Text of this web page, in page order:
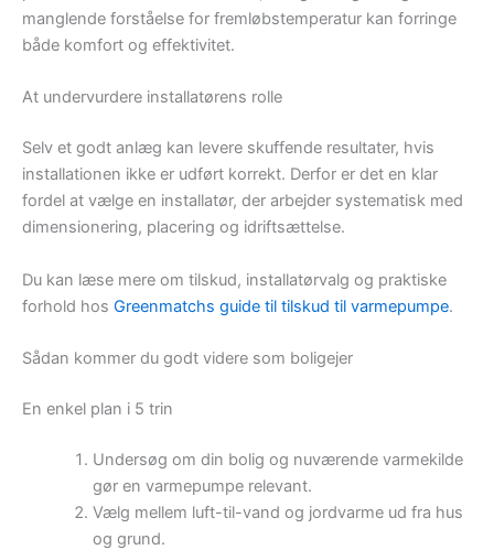
manglende forståelse for fremløbstemperatur kan forringe
både komfort og effektivitet.
At undervurdere installatørens rolle
Selv et godt anlæg kan levere skuffende resultater, hvis
installationen ikke er udført korrekt. Derfor er det en klar
fordel at vælge en installatør, der arbejder systematisk med
dimensionering, placering og idriftsættelse.
Du kan læse mere om tilskud, installatørvalg og praktiske
forhold hos Greenmatchs guide til tilskud til varmepumpe.
Sådan kommer du godt videre som boligejer
En enkel plan i 5 trin
Undersøg om din bolig og nuværende varmekilde
gør en varmepumpe relevant.
Vælg mellem luft-til-vand og jordvarme ud fra hus
og grund.